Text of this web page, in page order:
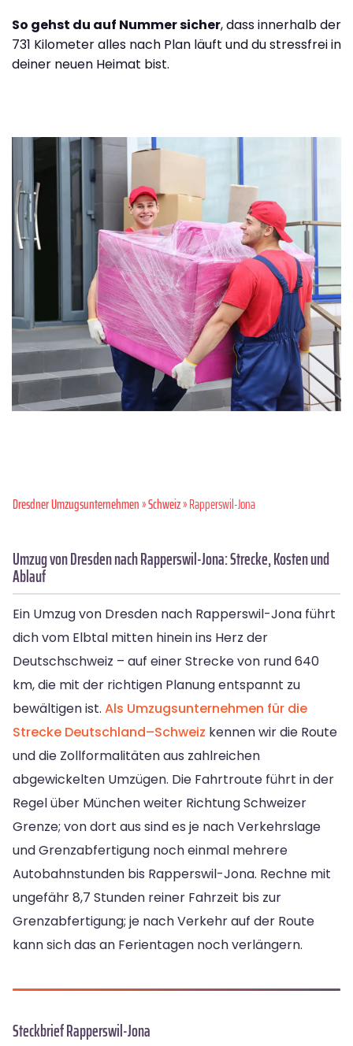
So gehst du auf Nummer sicher, dass innerhalb der
731 Kilometer alles nach Plan läuft und du stressfrei in
deiner neuen Heimat bist.
Dresdner Umzugsunternehmen»Schweiz» Rapperswil-Jona
Umzug von Dresden nach Rapperswil-Jona: Strecke, Kosten und
Ablauf
Ein Umzug von Dresden nach Rapperswil-Jona führt
dich vom Elbtal mitten hinein ins Herz der
Deutschschweiz – auf einer Strecke von rund 640
km, die mit der richtigen Planung entspannt zu
bewältigen ist. Als Umzugsunternehmen für die
Strecke Deutschland–Schweiz kennen wir die Route
und die Zollformalitäten aus zahlreichen
abgewickelten Umzügen. Die Fahrtroute führt in der
Regel über München weiter Richtung Schweizer
Grenze; von dort aus sind es je nach Verkehrslage
und Grenzabfertigung noch einmal mehrere
Autobahnstunden bis Rapperswil-Jona. Rechne mit
ungefähr 8,7 Stunden reiner Fahrzeit bis zur
Grenzabfertigung; je nach Verkehr auf der Route
kann sich das an Ferientagen noch verlängern.
Steckbrief Rapperswil-Jona